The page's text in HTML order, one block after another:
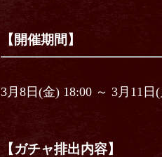
【開催期間】
3月8日(金) 18:00 ～ 3月11日
【ガチャ排出内容】